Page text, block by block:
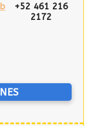
+52 461 216
2172